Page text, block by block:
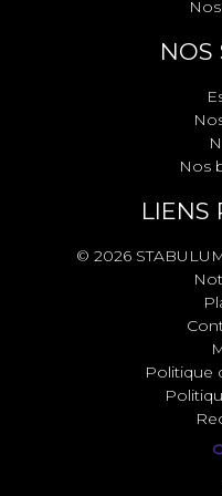
NOS
Nos
LIENS
© 2026
Politique